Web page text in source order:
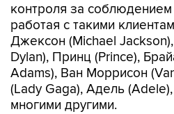
контроля за
работая с такими
Джексон (Michael
Dylan), Принц (Prince),
Adams), Ван Моррисон
(Lady Gaga), Адель
многими другими.